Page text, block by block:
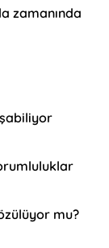
zamanında
mu?